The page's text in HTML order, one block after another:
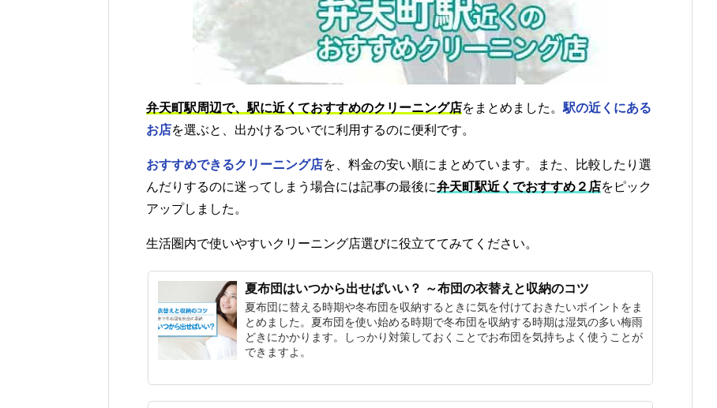
弁天町駅周辺で、駅に近くておすすめのクリーニング店をまとめました。 駅の近くにある
お店を選ぶと、出かけるついでに利用するのに便利です。
おすすめできるクリーニング店を、料金の安い順にまとめています。また、比較したり選
んだりするのに迷ってしまう場合には記事の最後に弁天町駅近くでおすすめ２店をピック
アップしました。
生活圏内で使いやすいクリーニング店選びに役立ててみてください。
夏布団はいつから出せばいい？ ～布団の衣替えと収納のコツ
夏布団に替える時期や冬布団を収納するときに気を付けておきたいポイントをま
とめました。夏布団を使い始める時期で冬布団を収納する時期は湿気の多い梅雨
どきにかかります。しっかり対策しておくことでお布団を気持ちよく使うことが
できますよ。